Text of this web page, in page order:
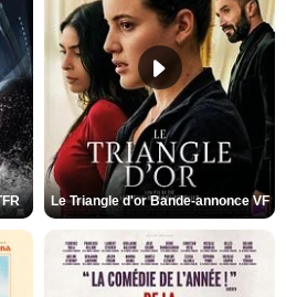
Le Triangle d'or Bande-annonce VF